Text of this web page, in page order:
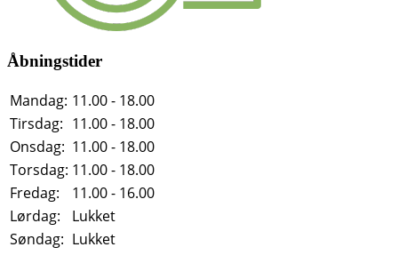
Åbningstider
Mandag: 11.00 - 18.00
Tirsdag: 11.00 - 18.00
Onsdag: 11.00 - 18.00
Torsdag: 11.00 - 18.00
Fredag:
11.00 - 16.00
Lørdag:
Lukket
Søndag: Lukket